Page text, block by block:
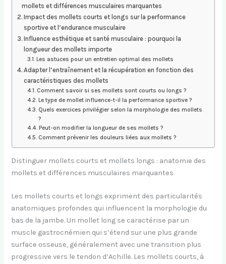
mollets et différences musculaires marquantes
Impact des mollets courts et longs sur la performance
sportive et l’endurance musculaire
Influence esthétique et santé musculaire : pourquoi la
longueur des mollets importe
Les astuces pour un entretien optimal des mollets
Adapter l’entraînement et la récupération en fonction des
caractéristiques des mollets
Comment savoir si ses mollets sont courts ou longs ?
Le type de mollet influence-t-il la performance sportive ?
Quels exercices privilégier selon la morphologie des mollets
?
Peut-on modifier la longueur de ses mollets ?
Comment prévenir les douleurs liées aux mollets ?
Distinguer mollets courts et mollets longs : anatomie des
mollets et différences musculaires marquantes
Les mollets courts et longs expriment des particularités
anatomiques profondes qui influencent la morphologie du
bas de la jambe. Un mollet long se caractérise par un
muscle gastrocnémien qui s’étend sur une plus grande
surface osseuse, généralement avec une transition plus
progressive vers le tendon d’Achille. Les mollets courts, à